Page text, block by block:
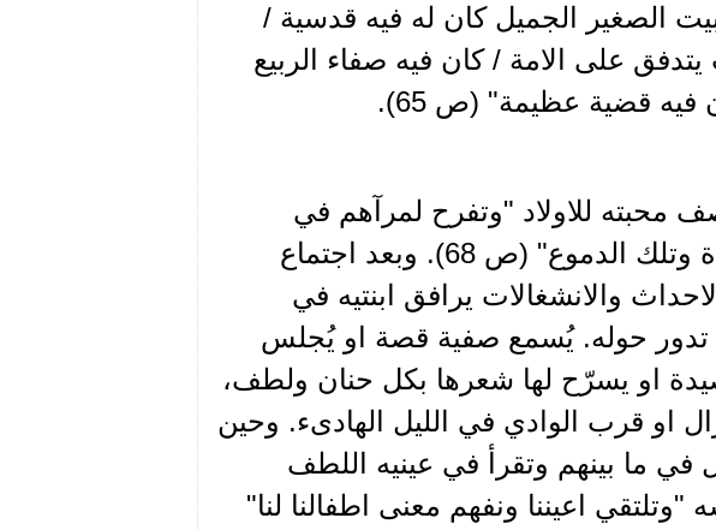
الصغير الجميل كان له فيه قدسية /
على الامة / كان فيه صفاء الربيع
فيه قضية عظيمة" (ص 65).
للاولاد "وتفرح لمرآهم في
صحتهم حتى الدموع: "ما الذ هذه السعادة وتلك الدموع" (ص 68). وبعد اجتماع
والانشغالات يرافق ابنتيه في
تدور حوله. يُسمع صفية قصة او يُجلس
او يسرّح لها شعرها بكل حنان ولطف،
او قرب الوادي في الليل الهادىء. وحين
في ما بينهم وتقرأ في عينيه اللطف
اعيننا ونفهم معنى اطفالنا لنا"